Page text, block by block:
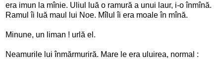
era imun la mînie. Uliul luă o ramură a unui laur, i-o înmînă.
Ramul îi luă maul lui Noe. Mîlul îi era moale în mînă.
Minune, un liman ! urlă el.
Neamurile lui înmărmuriră. Mare le era uluirea, normal :